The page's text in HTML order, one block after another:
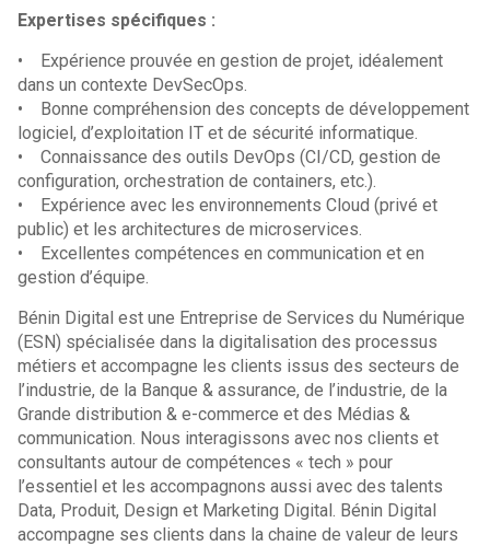
Expertises spécifiques :
• Expérience prouvée en gestion de projet, idéalement
dans un contexte DevSecOps.
• Bonne compréhension des concepts de développement
logiciel, d’exploitation IT et de sécurité informatique.
• Connaissance des outils DevOps (CI/CD, gestion de
configuration, orchestration de containers, etc.).
• Expérience avec les environnements Cloud (privé et
public) et les architectures de microservices.
• Excellentes compétences en communication et en
gestion d’équipe.
Bénin Digital est une Entreprise de Services du Numérique
(ESN) spécialisée dans la digitalisation des processus
métiers et accompagne les clients issus des secteurs de
l’industrie, de la Banque & assurance, de l’industrie, de la
Grande distribution & e-commerce et des Médias &
communication. Nous interagissons avec nos clients et
consultants autour de compétences « tech » pour
l’essentiel et les accompagnons aussi avec des talents
Data, Produit, Design et Marketing Digital. Bénin Digital
accompagne ses clients dans la chaine de valeur de leurs